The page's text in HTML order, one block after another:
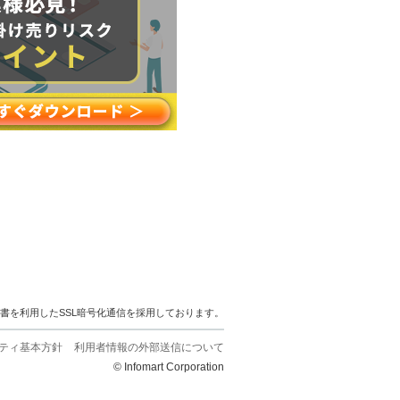
を利用したSSL暗号化通信を採用しております。
ィ基本方針
利用者情報の外部送信について
© Infomart Corporation